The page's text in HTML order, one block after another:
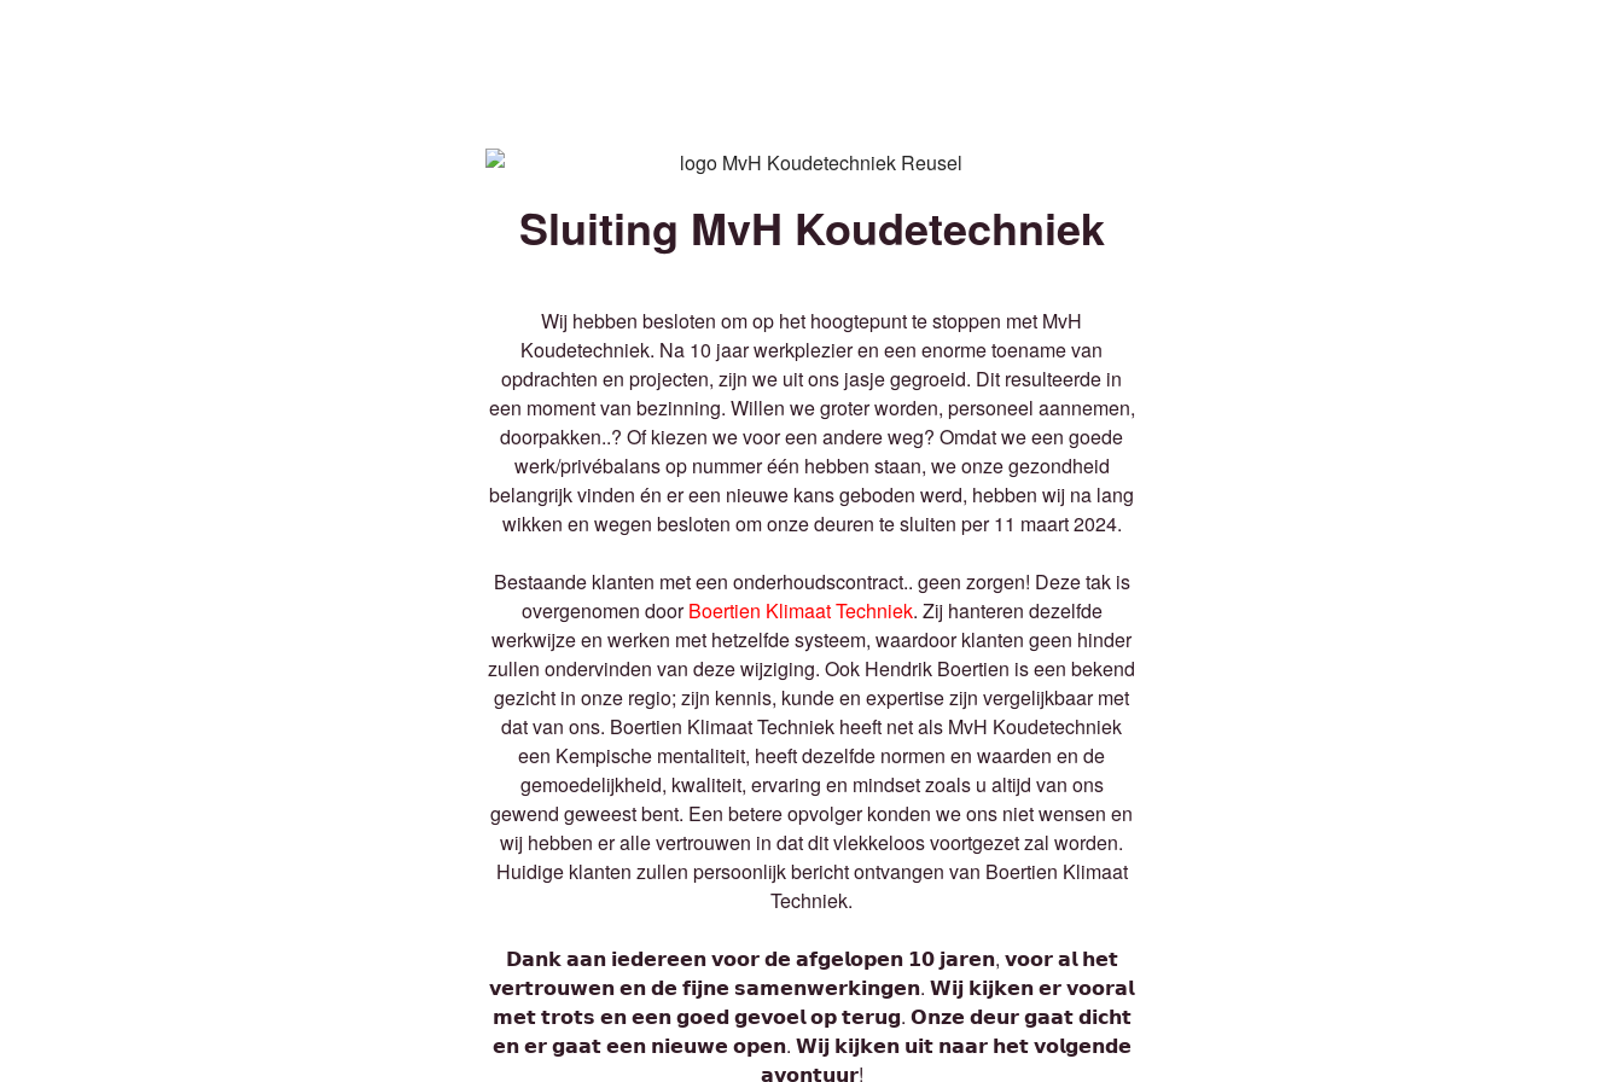
Sluiting MvH Koudetechniek
Wij hebben besloten om op het hoogtepunt te stoppen met MvH
Koudetechniek. Na 10 jaar werkplezier en een enorme toename van
opdrachten en projecten, zijn we uit ons jasje gegroeid. Dit resulteerde in
een moment van bezinning. Willen we groter worden, personeel aannemen,
doorpakken..? Of kiezen we voor een andere weg? Omdat we een goede
werk/privébalans op nummer één hebben staan, we onze gezondheid
belangrijk vinden én er een nieuwe kans geboden werd, hebben wij na lang
wikken en wegen besloten om onze deuren te sluiten per 11 maart 2024.
Bestaande klanten met een onderhoudscontract.. geen zorgen! Deze tak is
overgenomen doorBoertien Klimaat Techniek. Zij hanteren dezelfde
werkwijze en werken met hetzelfde systeem, waardoor klanten geen hinder
zullen ondervinden van deze wijziging. Ook Hendrik Boertien is een bekend
gezicht in onze regio; zijn kennis, kunde en expertise zijn vergelijkbaar met
dat van ons. Boertien Klimaat Techniek heeft net als MvH Koudetechniek
een Kempische mentaliteit, heeft dezelfde normen en waarden en de
gemoedelijkheid, kwaliteit, ervaring en mindset zoals u altijd van ons
gewend geweest bent. Een betere opvolger konden we ons niet wensen en
wij hebben er alle vertrouwen in dat dit vlekkeloos voortgezet zal worden.
Huidige klanten zullen persoonlijk bericht ontvangen van Boertien Klimaat
Techniek.
𝗗𝗮𝗻𝗸 𝗮𝗮𝗻 𝗶𝗲𝗱𝗲𝗿𝗲𝗲𝗻 𝘃𝗼𝗼𝗿 𝗱𝗲 𝗮𝗳𝗴𝗲𝗹𝗼𝗽𝗲𝗻 𝟭𝟬 𝗷𝗮𝗿𝗲𝗻, 𝘃𝗼𝗼𝗿 𝗮𝗹 𝗵𝗲𝘁
𝘃𝗲𝗿𝘁𝗿𝗼𝘂𝘄𝗲𝗻 𝗲𝗻 𝗱𝗲 𝗳𝗶𝗷𝗻𝗲 𝘀𝗮𝗺𝗲𝗻𝘄𝗲𝗿𝗸𝗶𝗻𝗴𝗲𝗻. 𝗪𝗶𝗷 𝗸𝗶𝗷𝗸𝗲𝗻 𝗲𝗿 𝘃𝗼𝗼𝗿𝗮𝗹
𝗺𝗲𝘁 𝘁𝗿𝗼𝘁𝘀 𝗲𝗻 𝗲𝗲𝗻 𝗴𝗼𝗲𝗱 𝗴𝗲𝘃𝗼𝗲𝗹 𝗼𝗽 𝘁𝗲𝗿𝘂𝗴. 𝗢𝗻𝘇𝗲 𝗱𝗲𝘂𝗿 𝗴𝗮𝗮𝘁 𝗱𝗶𝗰𝗵𝘁
𝗲𝗻 𝗲𝗿 𝗴𝗮𝗮𝘁 𝗲𝗲𝗻 𝗻𝗶𝗲𝘂𝘄𝗲 𝗼𝗽𝗲𝗻. 𝗪𝗶𝗷 𝗸𝗶𝗷𝗸𝗲𝗻 𝘂𝗶𝘁 𝗻𝗮𝗮𝗿 𝗵𝗲𝘁 𝘃𝗼𝗹𝗴𝗲𝗻𝗱𝗲
𝗮𝘃𝗼𝗻𝘁𝘂𝘂𝗿!